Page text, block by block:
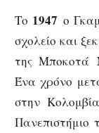
Το 1947 ο
σχολείο και
της Μποκοτά
Ένα χρόνο
στην
Πανεπιστήμιο